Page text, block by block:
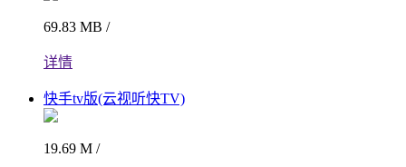
69.83 MB /
详情
快手tv版(云视听快TV)
19.69 M /